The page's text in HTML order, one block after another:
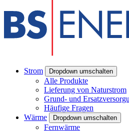
Strom Dropdown umschalten
Alle Produkte
Lieferung von Naturstrom
Grund- und
Häufige Fragen
Wärme
Dropdown umschalten
Fernwärme